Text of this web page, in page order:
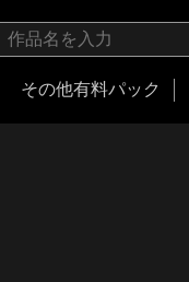
その他有料パック